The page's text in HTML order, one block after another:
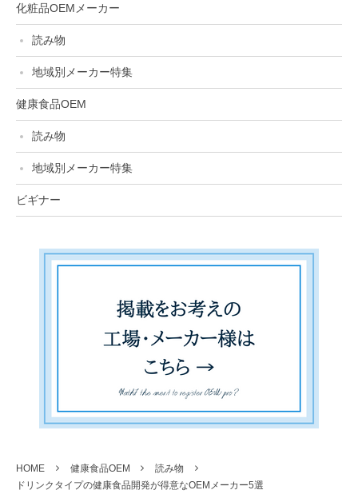
化粧品OEMメーカー
読み物
地域別メーカー特集
健康食品OEM
読み物
地域別メーカー特集
ビギナー
HOME 健康食品OEM
読み物
ドリンクタイプの健康食品開発が得意なOEMメーカー5選